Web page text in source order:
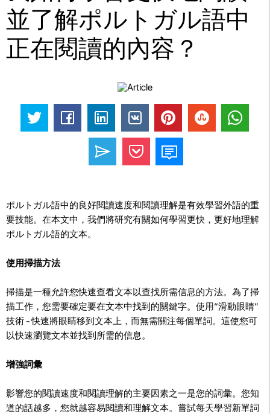
並了解ポルトガル語中
正在閱讀的內容？
ポルトガル語中的良好閱讀速度和閱讀理解是有效學習外語的重
要技能。在本文中，我們將研究有關如何學習更快，更好地理解
ポルトガル語的文本。
使用掃描方法
掃描是一種允許您快速查看文本以查找所需信息的方法。為了掃
描工作，您需要確定要在文本中找到的關鍵字。使用“滑動眼睛”
技術 - 快速將眼睛移到文本上，而無需關注每個單詞。這使您可
以快速瀏覽文本並找到所需的信息。
增強詞彙
影響您的閱讀速度和閱讀理解的主要因素之一是您的詞彙。您知
道的話越多，您就越容易閱讀和理解文本。嘗試每天學習新單詞